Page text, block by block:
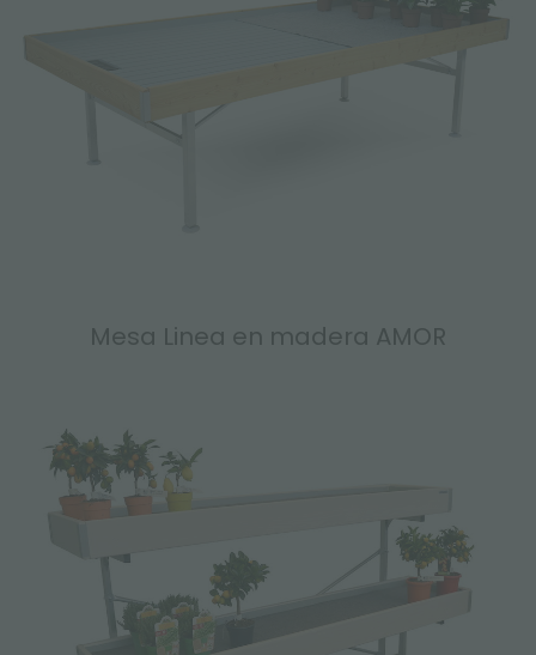
Mesa Linea en madera AMOR